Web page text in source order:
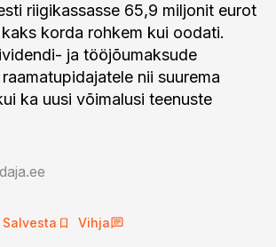
riigikassasse 65,9 miljonit eurot
korda rohkem kui oodati.
ja tööjõumaksude
nii suurema
ka uusi võimalusi teenuste
Salvesta Vihja